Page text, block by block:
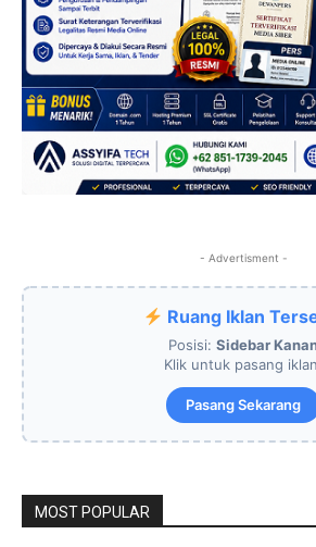
- Advertisment -
Ruang Iklan
Posisi: Sidebar
Klik untuk pasang
Pasang Sekarang
MOST POPULAR